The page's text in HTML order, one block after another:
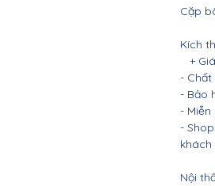
Cặp
Kích
+
-
- Bảo
-
-
khách
Nội